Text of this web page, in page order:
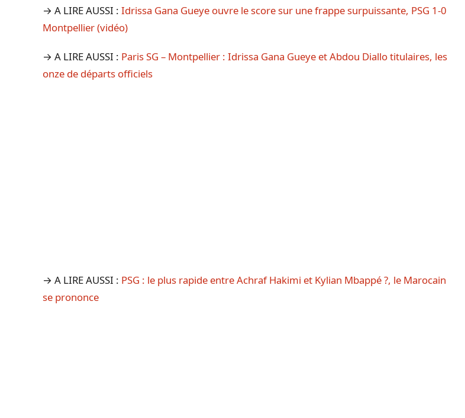
→ A LIRE AUSSI : Idrissa Gana Gueye ouvre le score sur une frappe surpuissante, PSG 1-0
Montpellier (vidéo)
→ A LIRE AUSSI : Paris SG – Montpellier : Idrissa Gana Gueye et Abdou Diallo titulaires, les
onze de départs officiels
→ A LIRE AUSSI : PSG : le plus rapide entre Achraf Hakimi et Kylian Mbappé ?, le Marocain
se prononce